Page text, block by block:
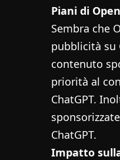
Piani di
Sembra che
pubblicità su
contenuto
priorità al
ChatGPT.
ChatGPT.
Impatto